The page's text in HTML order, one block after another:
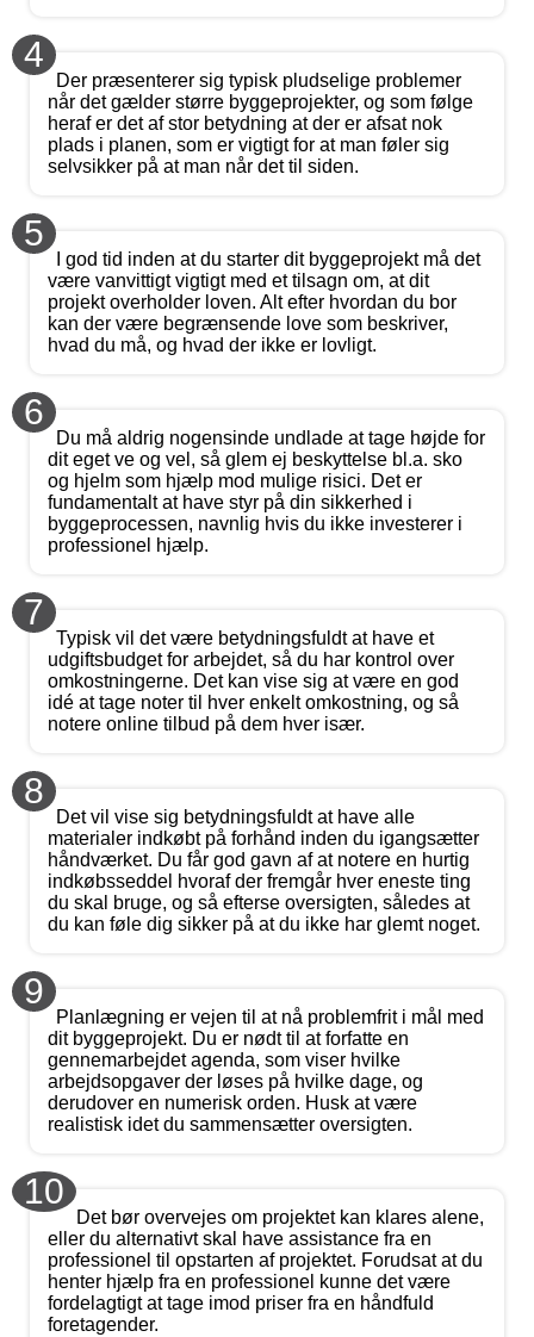
4
Der præsenterer sig typisk pludselige problemer
når det gælder større byggeprojekter, og som følge
heraf er det af stor betydning at der er afsat nok
plads i planen, som er vigtigt for at man føler sig
selvsikker på at man når det til siden.
5
I god tid inden at du starter dit byggeprojekt må det
være vanvittigt vigtigt med et tilsagn om, at dit
projekt overholder loven. Alt efter hvordan du bor
kan der være begrænsende love som beskriver,
hvad du må, og hvad der ikke er lovligt.
6
Du må aldrig nogensinde undlade at tage højde for
dit eget ve og vel, så glem ej beskyttelse bl.a. sko
og hjelm som hjælp mod mulige risici. Det er
fundamentalt at have styr på din sikkerhed i
byggeprocessen, navnlig hvis du ikke investerer i
professionel hjælp.
7
Typisk vil det være betydningsfuldt at have et
udgiftsbudget for arbejdet, så du har kontrol over
omkostningerne. Det kan vise sig at være en god
idé at tage noter til hver enkelt omkostning, og så
notere online tilbud på dem hver især.
8
Det vil vise sig betydningsfuldt at have alle
materialer indkøbt på forhånd inden du igangsætter
håndværket. Du får god gavn af at notere en hurtig
indkøbsseddel hvoraf der fremgår hver eneste ting
du skal bruge, og så efterse oversigten, således at
du kan føle dig sikker på at du ikke har glemt noget.
9
Planlægning er vejen til at nå problemfrit i mål med
dit byggeprojekt. Du er nødt til at forfatte en
gennemarbejdet agenda, som viser hvilke
arbejdsopgaver der løses på hvilke dage, og
derudover en numerisk orden. Husk at være
realistisk idet du sammensætter oversigten.
10
Det bør overvejes om projektet kan klares alene,
eller du alternativt skal have assistance fra en
professionel til opstarten af projektet. Forudsat at du
henter hjælp fra en professionel kunne det være
fordelagtigt at tage imod priser fra en håndfuld
foretagender.